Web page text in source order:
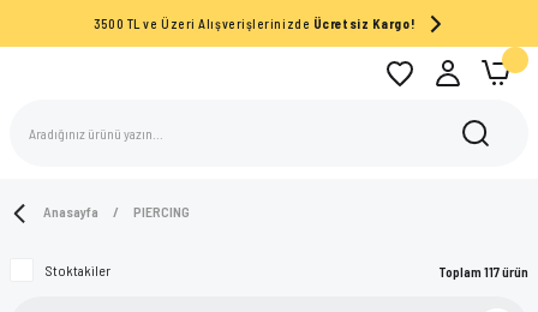
3500 TL ve Üzeri Alışverişlerinizde Ücretsiz Kargo!
Anasayfa PIERCING
Stoktakiler Toplam 117 ürün